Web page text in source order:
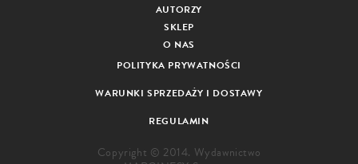
AUTORZY
SKLEP
O NAS
POLITYKA PRYWATNOŚCI
WARUNKI SPRZEDAŻY I DOSTAWY
REGULAMIN
Copyright © 2014. Wydawnictwo